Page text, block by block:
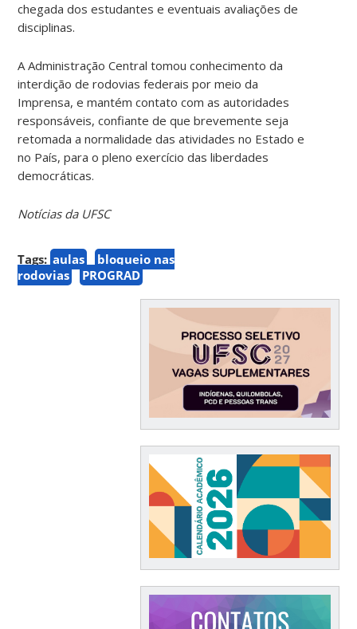
chegada dos estudantes e eventuais avaliações de
disciplinas.
A Administração Central tomou conhecimento da
interdição de rodovias federais por meio da
Imprensa, e mantém contato com as autoridades
responsáveis, confiante de que brevemente seja
retomada a normalidade das atividades no Estado e
no País, para o pleno exercício das liberdades
democráticas.
Notícias da UFSC
Tags: aulas
bloqueio nas
rodovias
PROGRAD